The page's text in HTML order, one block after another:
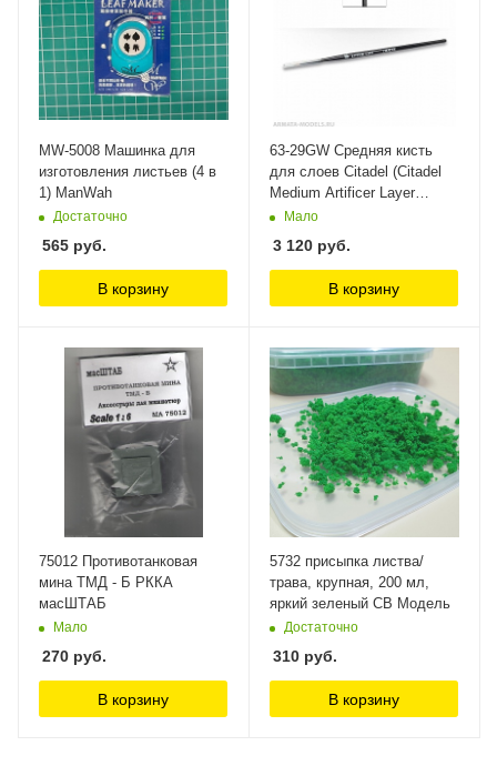
MW-5008 Машинка для
изготовления листьев (4 в
1) ManWah
Достаточно
565 руб.
В корзину
63-29GW Средняя кисть
для слоев Citadel (Citadel
Medium Artificer Layer
Brush) Citadel
Мало
3 120 руб.
В корзину
75012 Противотанковая
мина ТМД - Б РККА
масШТАБ
Мало
270 руб.
В корзину
5732 присыпка листва/
трава, крупная, 200 мл,
яркий зеленый СВ Модель
Достаточно
310 руб.
В корзину